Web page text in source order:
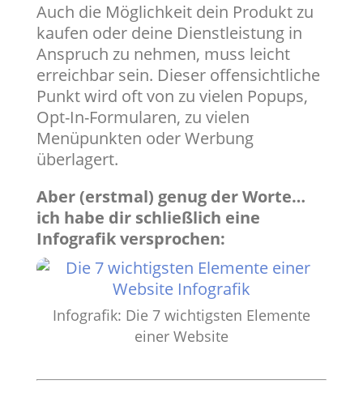
Auch die Möglichkeit dein Produkt zu
kaufen oder deine Dienstleistung in
Anspruch zu nehmen, muss leicht
erreichbar sein. Dieser offensichtliche
Punkt wird oft von zu vielen Popups,
Opt-In-Formularen, zu vielen
Menüpunkten oder Werbung
überlagert.
Aber (erstmal) genug der Worte…
ich habe dir schließlich eine
Infografik versprochen:
Infografik: Die 7 wichtigsten Elemente
einer Website